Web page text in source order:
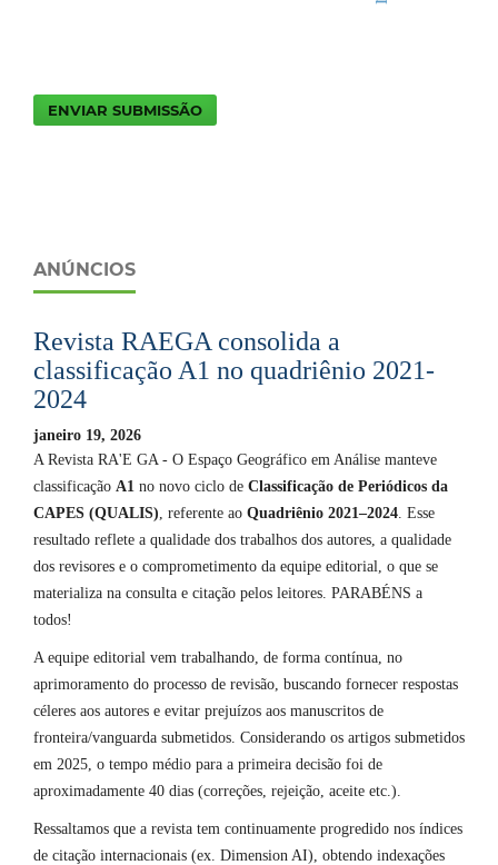
ENVIAR SUBMISSÃO
ANÚNCIOS
Revista RAEGA consolida a
classificação A1 no quadriênio 2021-
2024
janeiro 19, 2026
A Revista RA'E GA - O Espaço Geográfico em Análise manteve
classificação A1 no novo ciclo de Classificação de Periódicos da
CAPES (QUALIS) , referente ao Quadriênio 2021–2024 . Esse
resultado reflete a qualidade dos trabalhos dos autores, a qualidade
dos revisores e o comprometimento da equipe editorial, o que se
materializa na consulta e citação pelos leitores. PARABÉNS a
todos!
A equipe editorial vem trabalhando, de forma contínua, no
aprimoramento do processo de revisão, buscando fornecer respostas
céleres aos autores e evitar prejuízos aos manuscritos de
fronteira/vanguarda submetidos. Considerando os artigos submetidos
em 2025, o tempo médio para a primeira decisão foi de
aproximadamente 40 dias (correções, rejeição, aceite etc.).
Ressaltamos que a revista tem continuamente progredido nos índices
de citação internacionais (ex. Dimension AI), obtendo indexações